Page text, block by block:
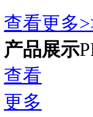
查看更多
产品展示
查看
更多